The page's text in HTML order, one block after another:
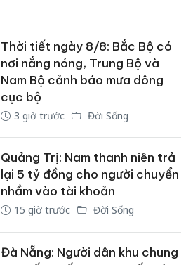
Thời tiết ngày 8/8: Bắc Bộ có
nơi nắng nóng, Trung Bộ và
Nam Bộ cảnh báo mưa dông
cục bộ
3 giờ trước Đời Sống
Quảng Trị: Nam thanh niên trả
lại 5 tỷ đồng cho người chuyển
nhầm vào tài khoản
15 giờ trước Đời Sống
Đà Nẵng: Người dân khu chung